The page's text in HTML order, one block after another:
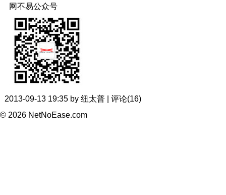
网不易公众号
2013-09-13 19:35 by 纽太普 | 评论(16)
© 2026 NetNoEase.com